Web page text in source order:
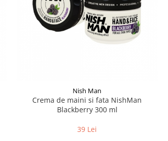
Nish Man
Crema de maini si fata NishMan
Blackberry 300 ml
39 Lei